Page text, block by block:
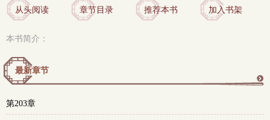
从头阅读 章节目录 推荐本书 加入书架
本书简介：
最新章节
第203章